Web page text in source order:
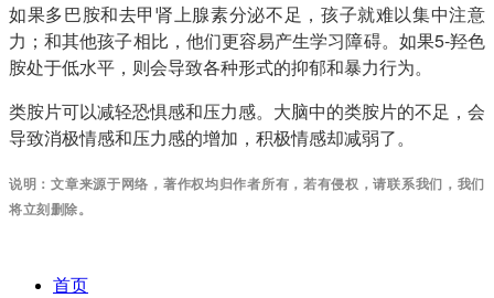
如果多巴胺和去甲肾上腺素分泌不足，孩子就难以集中注意
力；和其他孩子相比，他们更容易产生学习障碍。如果5-羟色
胺处于低水平，则会导致各种形式的抑郁和暴力行为。
类胺片可以减轻恐惧感和压力感。大脑中的类胺片的不足，会
导致消极情感和压力感的增加，积极情感却减弱了。
说明：文章来源于网络，著作权均归作者所有，若有侵权，请联系我们，我们
将立刻删除。
首页